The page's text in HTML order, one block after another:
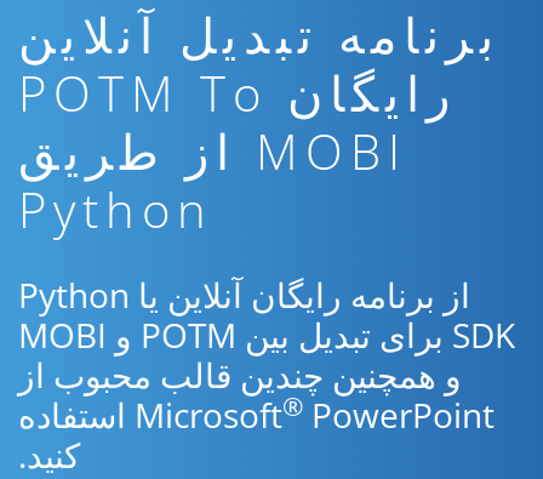
برنامه تبدیل آنلاین
رایگان POTM To
MOBI از طریق
Python
از برنامه رایگان آنلاین یا Python
SDK برای تبدیل بین POTM و MOBI
و همچنین چندین قالب محبوب از
Microsoft®
PowerPoint استفاده
کنید.